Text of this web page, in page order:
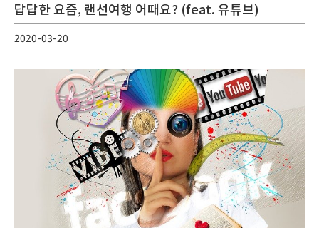
답답한 요즘, 랜선여행 어때요? (feat. 유튜브)
2020-03-20